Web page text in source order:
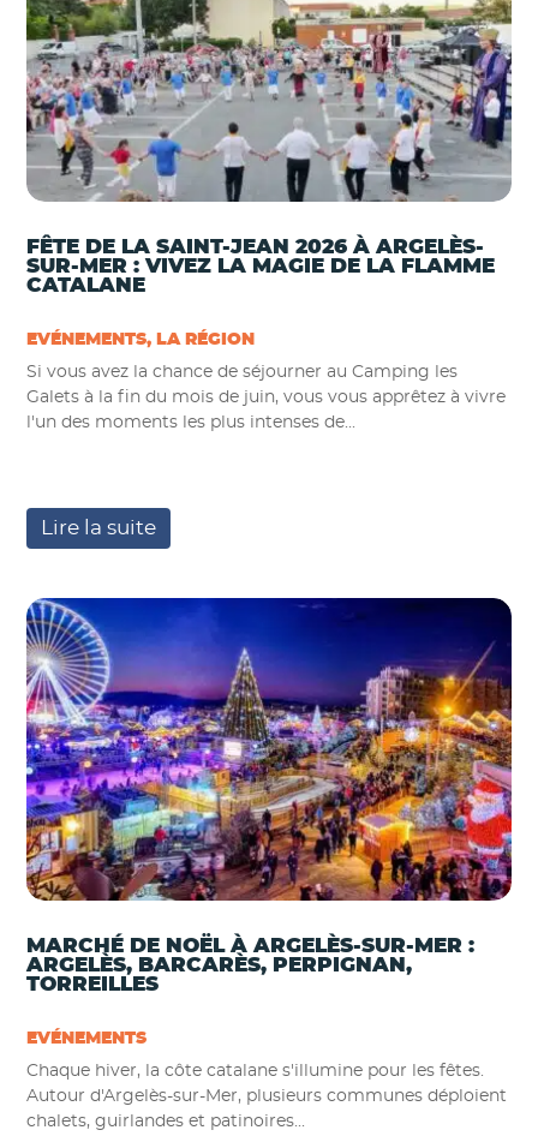
FÊTE DE LA SAINT-JEAN 2026 À ARGELÈS-
SUR-MER : VIVEZ LA MAGIE DE LA FLAMME
CATALANE
EVÉNEMENTS, LA RÉGION
Si vous avez la chance de séjourner au Camping les
Galets à la fin du mois de juin, vous vous apprêtez à vivre
l'un des moments les plus intenses de...
Lire la suite
MARCHÉ DE NOËL À ARGELÈS-SUR-MER :
ARGELÈS, BARCARÈS, PERPIGNAN,
TORREILLES
EVÉNEMENTS
Chaque hiver, la côte catalane s'illumine pour les fêtes.
Autour d'Argelès-sur-Mer, plusieurs communes déploient
chalets, guirlandes et patinoires...